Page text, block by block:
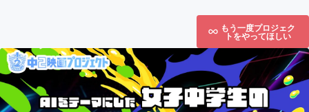
もう一度プロジェク
トをやってほしい